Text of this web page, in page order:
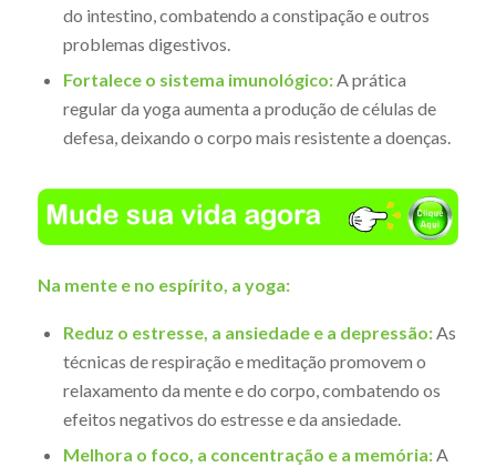
do intestino, combatendo a constipação e outros
problemas digestivos.
Fortalece o sistema imunológico:A prática
regular da yoga aumenta a produção de células de
defesa, deixando o corpo mais resistente a doenças.
Na mente e no espírito, a yoga:
Reduz o estresse, a ansiedade e a depressão:As
técnicas de respiração e meditação promovem o
relaxamento da mente e do corpo, combatendo os
efeitos negativos do estresse e da ansiedade.
Melhora o foco, a concentração e a memória:A